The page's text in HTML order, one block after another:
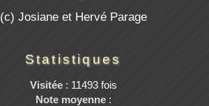
(c) Josiane et Hervé Parage
Statistiques
Visitée: 11493 fois
Note moyenne: